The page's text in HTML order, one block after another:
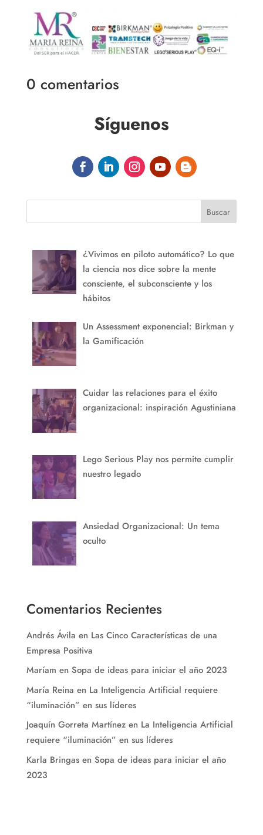
0 comentarios
Síguenos
Buscar
¿Vivimos en piloto automático? Lo que
la ciencia nos dice sobre la mente
consciente, el subconsciente y los
hábitos
Un Assessment exponencial: Birkman y
la Gamificación
Cuidar las relaciones para el éxito
organizacional: inspiración Agustiniana
Lego Serious Play nos permite cumplir
nuestro legado
Ansiedad Organizacional: Un tema
oculto
Comentarios Recientes
Andrés Ávila en Las Cinco Características de una
Empresa Positiva
Maríam en Sopa de ideas para iniciar el año 2023
María Reina en La Inteligencia Artificial requiere
“iluminación” en sus líderes
Joaquín Gorreta Martínezen La Inteligencia Artificial
requiere “iluminación” en sus líderes
Karla Bringasen Sopa de ideas para iniciar el año
2023